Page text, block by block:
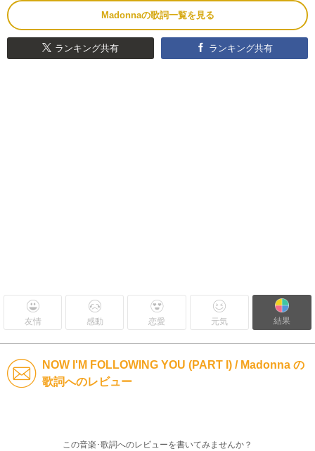
Madonnaの歌詞一覧を見る
ランキング共有 ランキング共有
友情 感動 恋愛 元気 結果
NOW I'M FOLLOWING YOU (PART I) / Madonna の
歌詞へのレビュー
この音楽･歌詞へのレビューを書いてみませんか？